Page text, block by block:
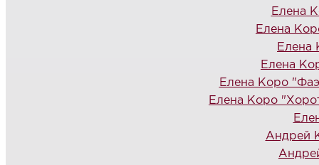
Елена
Елена
Елена
Елена
Елена Коро
Елена Коро
Андрей